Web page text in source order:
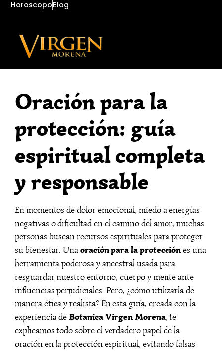
HoroscopoBlog
Oración para la
protección: guía
espiritual completa
y responsable
En momentos de dolor emocional, miedo a energías
negativas o dificultad en el camino del amor, muchas
personas buscan recursos espirituales para proteger
su bienestar. Unaoración para la protecciónes una
herramienta poderosa y ancestral usada para
resguardar nuestro entorno, cuerpo y mente ante
influencias perjudiciales. Pero, ¿cómo utilizarla de
manera ética y realista? En esta guía, creada con la
experiencia deBotanica Virgen Morena, te
explicamos todo sobre el verdadero papel de la
oración en la protección espiritual, evitando falsas